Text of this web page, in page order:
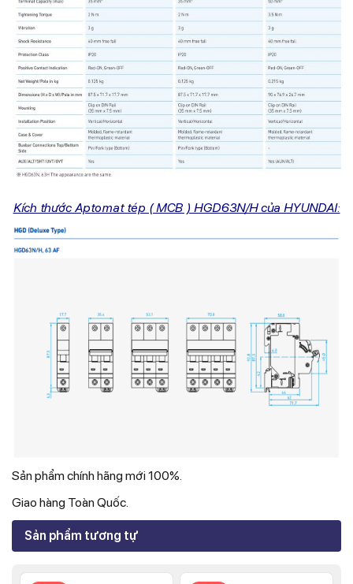
Kích thước Aptomat tép ( MCB ) HGD63N/H của HYUNDAI:
Sản phẩm chính hãng mới 100%.
Giao hàng Toàn Quốc.
Sản phẩm tương tự